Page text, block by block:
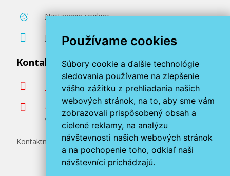
Používame cookies
Súbory cookie a ďalšie technológie
sledovania používame na zlepšenie
vášho zážitku z prehliadania našich
webových stránok, na to, aby sme vám
zobrazovali prispôsobený obsah a
cielené reklamy, na analýzu
návštevnosti našich webových stránok
a na pochopenie toho, odkiaľ naši
návštevníci prichádzajú.
Nastavenie cookies
Poradenstvo zadarmo
Kontaktujte nás
info@miroluk.sk
+420 377 222 313
Volajte v pracovné dni od 8. do 17. hod.
Kontaktné údaje